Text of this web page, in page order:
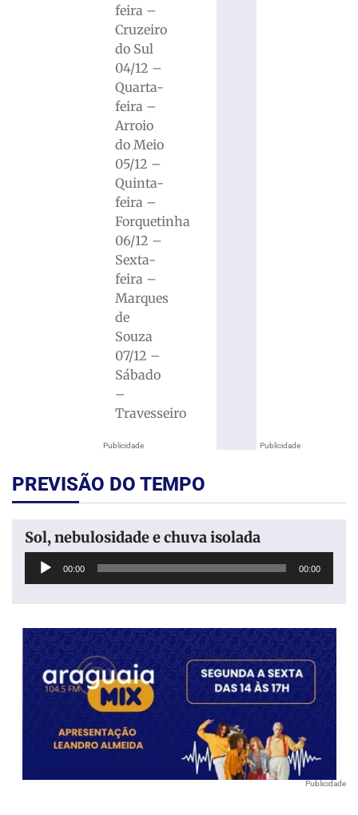
Publicidade
feira –
Cruzeiro
do Sul
04/12 –
Quarta-
feira –
Arroio
do Meio
05/12 –
Quinta-
feira –
Forquetinha
06/12 –
Sexta-
feira –
Marques
de
Souza
07/12 –
Sábado
–
Travesseiro
Publicidade
PREVISÃO DO TEMPO
Sol, nebulosidade e chuva isolada
Tocador
00:00 00:00
Publicidade